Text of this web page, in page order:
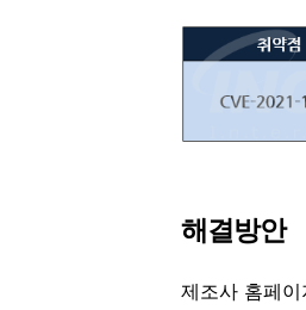
해결방안
제조사 홈페